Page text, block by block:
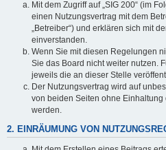
Mit dem Zugriff auf „SIG 200“ (im
einen Nutzungsvertrag mit dem
„Betreiber“) und erklären sich mit
einverstanden.
Wenn Sie mit diesen Regelungen
Sie das Board nicht weiter nutzen.
jeweils die an dieser Stelle
Der Nutzungsvertrag wird auf
von beiden Seiten ohne
werden.
2. EINRÄUMUNG VON